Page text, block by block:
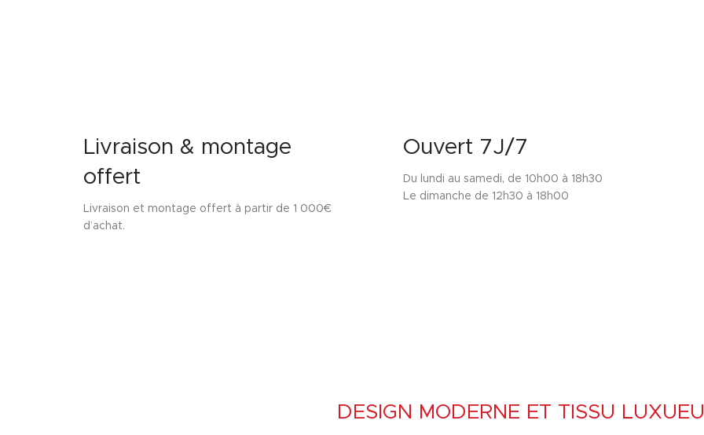
Livraison & montage
offert
Livraison et montage offert à partir de 1 000€
d’achat.
Ouvert 7J/7
Du lundi au samedi, de 10h00 à 18h30
Le dimanche de 12h30 à 18h00
DESIGN MODERNE ET TISSU